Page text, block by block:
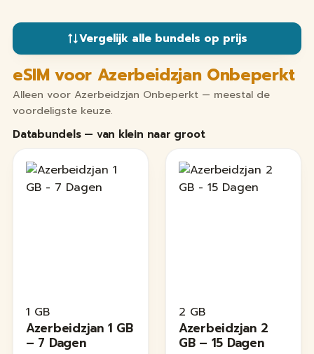
Vergelijk alle bundels op prijs
eSIM voor Azerbeidzjan Onbeperkt
Alleen voor Azerbeidzjan Onbeperkt — meestal de
voordeligste keuze.
Databundels — van klein naar groot
1 GB
Azerbeidzjan 1 GB
– 7 Dagen
2 GB
Azerbeidzjan 2
GB – 15 Dagen